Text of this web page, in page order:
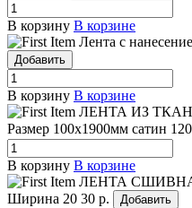
В корзину В корзине
Лента с
Добавить
В корзину В корзине
ЛЕНТА ИЗ
Размер 100х1900мм сатин
В корзину В корзине
ЛЕНТА
Ширина 20 30 р. Добавить